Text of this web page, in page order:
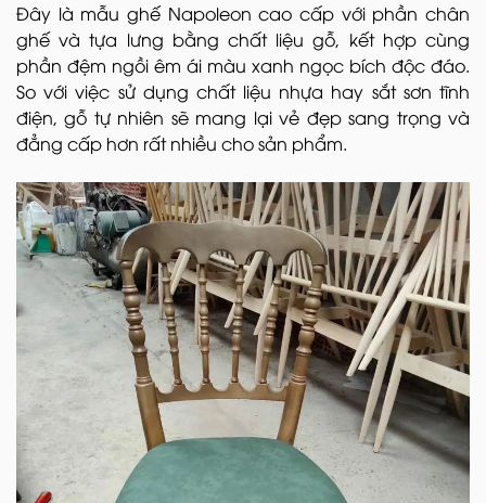
Đây là mẫu ghế Napoleon cao cấp với phần chân
ghế và tựa lưng bằng chất liệu gỗ, kết hợp cùng
phần đệm ngồi êm ái màu xanh ngọc bích độc đáo.
So với việc sử dụng chất liệu nhựa hay sắt sơn tĩnh
điện, gỗ tự nhiên sẽ mang lại vẻ đẹp sang trọng và
đẳng cấp hơn rất nhiều cho sản phẩm.